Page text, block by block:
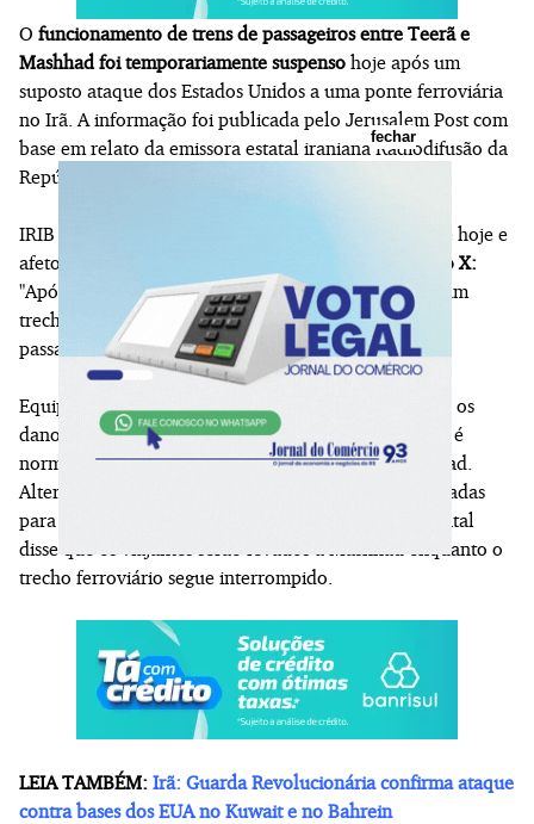
O funcionamento de trens de passageiros entre Teerã e
Mashhad foi temporariamente suspenso hoje após um
suposto ataque dos Estados Unidos a uma ponte ferroviária
no Irã. A informação foi publicada pelo Jerusalem Post com
base em relato da emissora estatal iraniana Radiodifusão da
República Islâmica do Irã (IRIB, na sigla em inglês).
IRIB afirmou que o ataque ocorreu na madrugada de hoje e
afetou um trecho da ferrovia.
A emissora escreveu no X:
"Após o ataque criminoso dos EUA na madrugada a um
trecho da ferrovia Teerã-Mashhad, os serviços de
passageiros foram afetados."
Equipes de reparo trabalham no local para consertar os
danos e restabelecer a rota. IRIB afirmou que a meta é
normalizar o trecho ferroviário entre Teerã e Mashhad.
Alternativas de transporte por estrada foram organizadas
para atender os passageiros afetados. A emissora estatal
disse que os viajantes serão levados a Mashhad enquanto o
trecho ferroviário segue interrompido.
LEIA TAMBÉM: Irã: Guarda Revolucionária confirma ataque
contra bases dos EUA no Kuwait e no Bahrein
fechar